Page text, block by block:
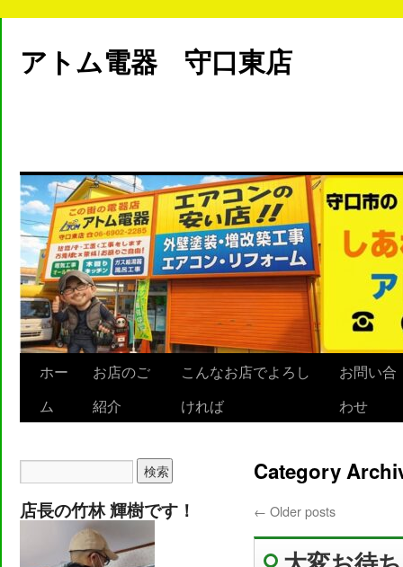
アトム電器 守口東店
Skip
ホー
ム
お店のご
紹介
こんなお店でよろし
ければ
お問い合
わせ
Category
← Older posts
店長の竹林 輝樹です！